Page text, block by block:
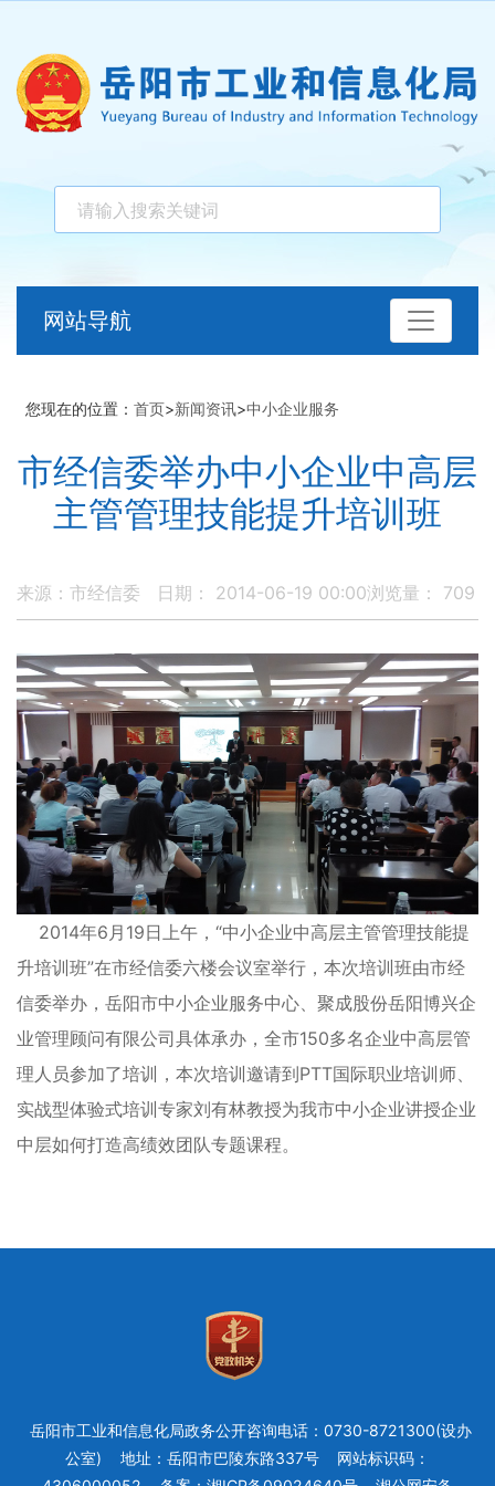
网站导航
您现在的位置： 首页>新闻资讯>中小企业服务
市经信委举办中小企业中高层
主管管理技能提升培训班
来源：市经信委 日期： 2014-06-19 00:00浏览量： 709
2014年6月19日上午，“中小企业中高层主管管理技能提
升培训班”在市经信委六楼会议室举行，本次培训班由市经
信委举办，岳阳市中小企业服务中心、聚成股份岳阳博兴企
业管理顾问有限公司具体承办，全市150多名企业中高层管
理人员参加了培训，本次培训邀请到PTT国际职业培训师、
实战型体验式培训专家刘有林教授为我市中小企业讲授企业
中层如何打造高绩效团队专题课程。
岳阳市工业和信息化局政务公开咨询电话：0730-8721300(设办
公室)
地址：岳阳市巴陵东路337号
网站标识码：